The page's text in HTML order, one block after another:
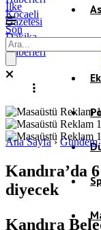
İlke
Kocaeli
Gazetesi
Son
Dakika
Kocaeli
Haberleri
Ana Sayfa› Gündem
Kandıra’da
diyecek
Kandıra